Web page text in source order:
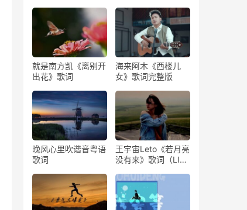
就是南方凯《离别开
出花》歌词
海来阿木《西楼儿
女》歌词完整版
晚风心里吹谐音粤语
歌词
王宇宙Leto《若月亮
没有来》歌词（LIVE